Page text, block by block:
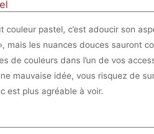
pastel, c’est adoucir son
mais les nuances douces sauront
de couleurs dans l’un de vos
mauvaise idée, vous risquez de
est plus agréable à voir.